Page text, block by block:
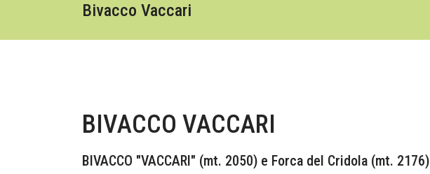
Bivacco Vaccari
BIVACCO VACCARI
BIVACCO "VACCARI" (mt. 2050) e Forca del Cridola (mt. 2176)